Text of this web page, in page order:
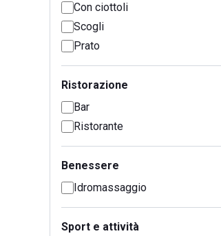
Con ciottoli
Scogli
Prato
Ristorazione
Bar
Ristorante
Benessere
Idromassaggio
Sport e attività